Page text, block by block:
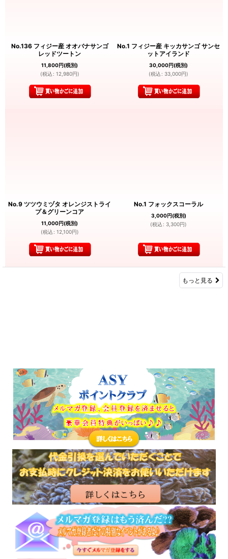
No.136 フィジー産 オオバナサンゴ
レッドツートン
11,800円(税別)
(税込 : 12,980円)
No.1 フィジー産 キッカサンゴ サンセ
ットアイランド
30,000円(税別)
(税込 : 33,000円)
No.9 ツツウミヅタ オレンジストライ
プ＆グリーンコア
11,000円(税別)
(税込 : 12,100円)
No.1 フォックスコーラル
3,000円(税別)
(税込 : 3,300円)
もっと見る